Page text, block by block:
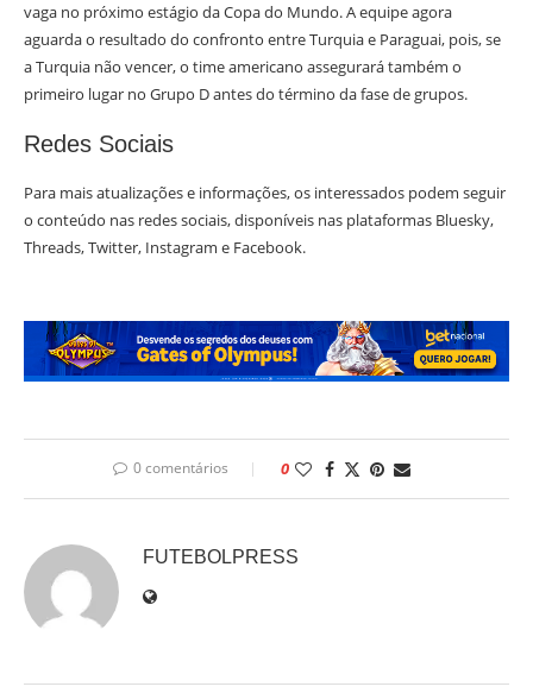
vaga no próximo estágio da Copa do Mundo. A equipe agora
aguarda o resultado do confronto entre Turquia e Paraguai, pois, se
a Turquia não vencer, o time americano assegurará também o
primeiro lugar no Grupo D antes do término da fase de grupos.
Redes Sociais
Para mais atualizações e informações, os interessados podem seguir
o conteúdo nas redes sociais, disponíveis nas plataformas Bluesky,
Threads, Twitter, Instagram e Facebook.
0 comentários 0
FUTEBOLPRESS